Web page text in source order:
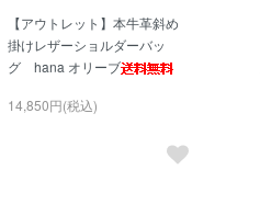
【アウトレット】本牛革斜め
掛けレザーショルダーバッ
グ hana オリーブ
14,850円(税込)